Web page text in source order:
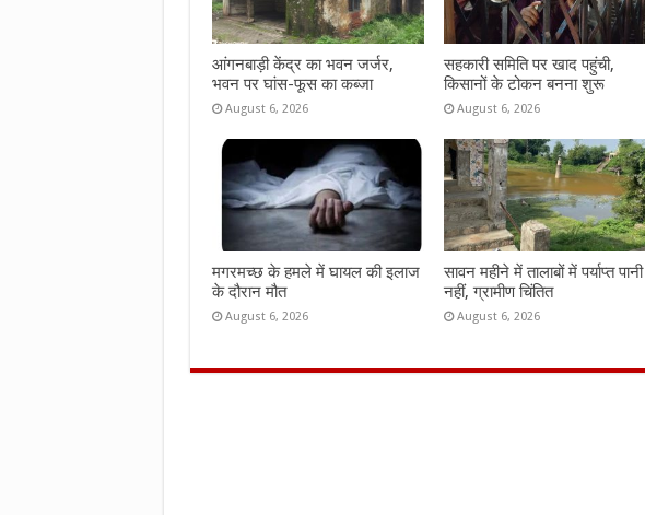
आंगनबाड़ी केंद्र का भवन जर्जर,
भवन पर घांस-फूस का कब्जा
August 6, 2026
सहकारी समिति पर खाद पहुंची,
किसानों के टोकन बनना शुरू
August 6, 2026
मगरमच्छ के हमले में घायल की इलाज
के दौरान मौत
August 6, 2026
सावन महीने में तालाबों में पर्याप्त पानी
नहीं, ग्रामीण चिंतित
August 6, 2026